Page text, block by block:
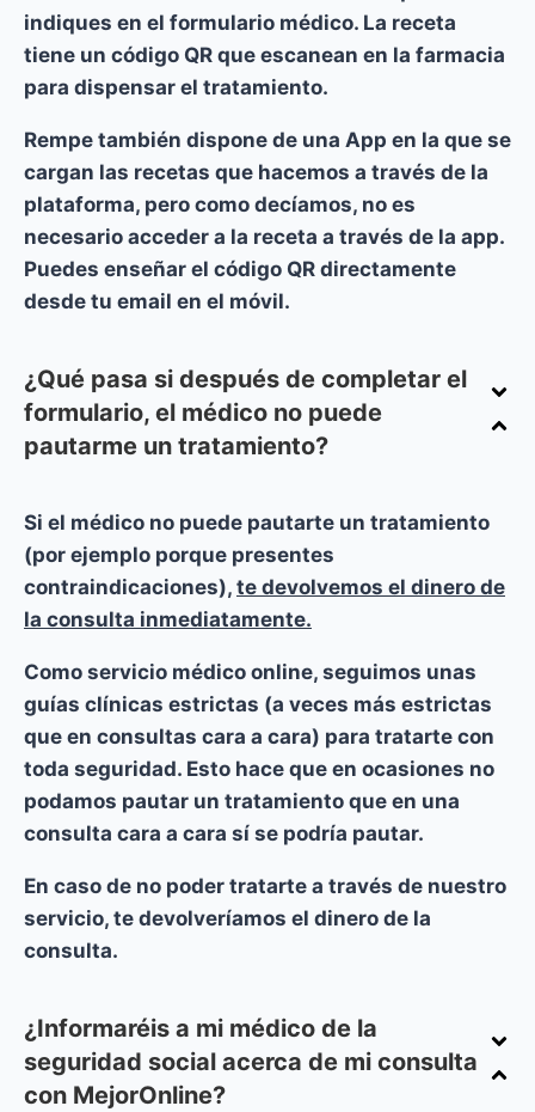
indiques en el formulario médico. La receta
tiene un código QR que escanean en la farmacia
para dispensar el tratamiento.
Rempe también dispone de una App en la que se
cargan las recetas que hacemos a través de la
plataforma, pero como decíamos, no es
necesario acceder a la receta a través de la app.
Puedes enseñar el código QR directamente
desde tu email en el móvil.
¿Qué pasa si después de completar el
formulario, el médico no puede
pautarme un tratamiento?
Si el médico no puede pautarte un tratamiento
(por ejemplo porque presentes
contraindicaciones), te devolvemos el dinero de
la consulta inmediatamente.
Como servicio médico online, seguimos unas
guías clínicas estrictas (a veces más estrictas
que en consultas cara a cara) para tratarte con
toda seguridad. Esto hace que en ocasiones no
podamos pautar un tratamiento que en una
consulta cara a cara sí se podría pautar.
En caso de no poder tratarte a través de nuestro
servicio, te devolveríamos el dinero de la
consulta.
¿Informaréis a mi médico de la
seguridad social acerca de mi consulta
con MejorOnline?